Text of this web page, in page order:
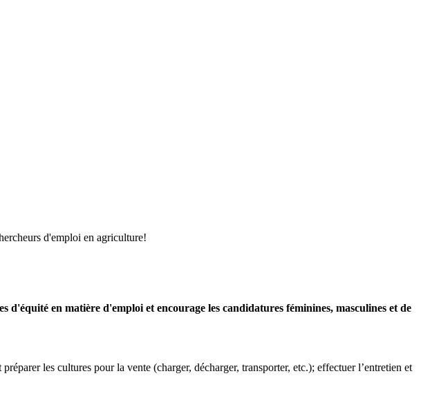
d'emploi en agriculture!
en matière d'emploi et encourage les candidatures féminines, masculines et de
les cultures pour la vente (charger, décharger, transporter, etc.); effectuer l’entretien et